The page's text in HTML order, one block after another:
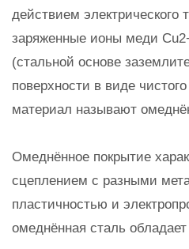
действием электрического
заряженные ионы меди
(стальной основе
поверхности в виде
материал называют
Омеднённое покрытие
сцеплением с разными
пластичностью и
омеднённая сталь